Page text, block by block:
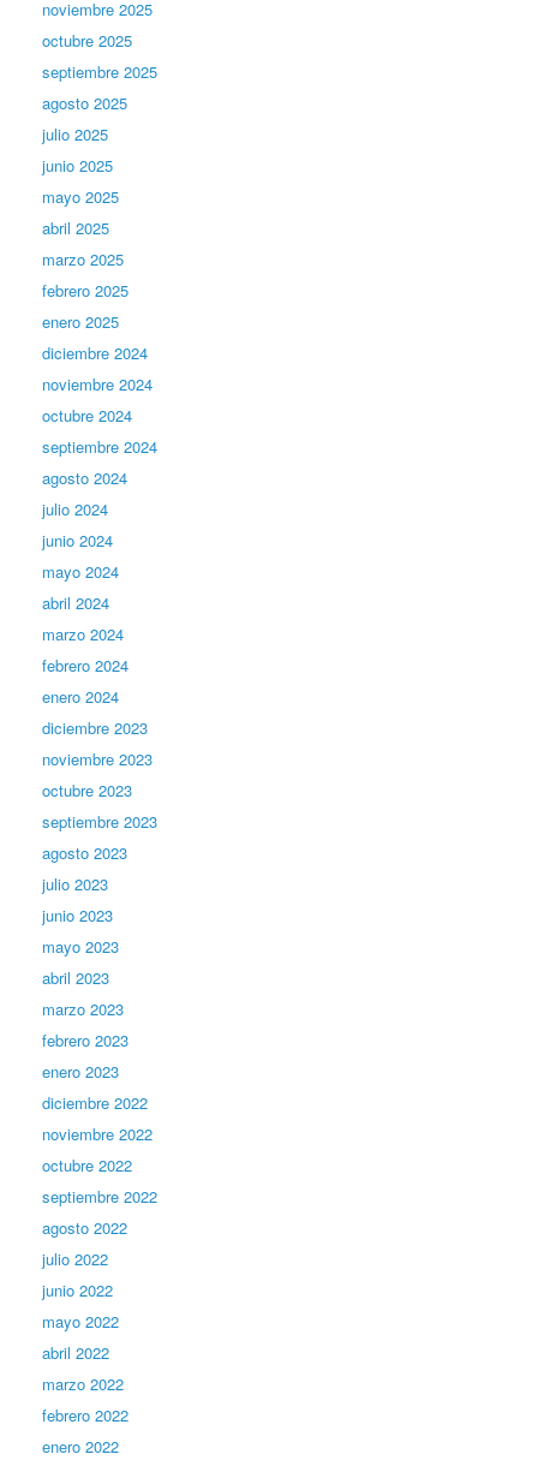
noviembre 2025
octubre 2025
septiembre 2025
agosto 2025
julio 2025
junio 2025
mayo 2025
abril 2025
marzo 2025
febrero 2025
enero 2025
diciembre 2024
noviembre 2024
octubre 2024
septiembre 2024
agosto 2024
julio 2024
junio 2024
mayo 2024
abril 2024
marzo 2024
febrero 2024
enero 2024
diciembre 2023
noviembre 2023
octubre 2023
septiembre 2023
agosto 2023
julio 2023
junio 2023
mayo 2023
abril 2023
marzo 2023
febrero 2023
enero 2023
diciembre 2022
noviembre 2022
octubre 2022
septiembre 2022
agosto 2022
julio 2022
junio 2022
mayo 2022
abril 2022
marzo 2022
febrero 2022
enero 2022